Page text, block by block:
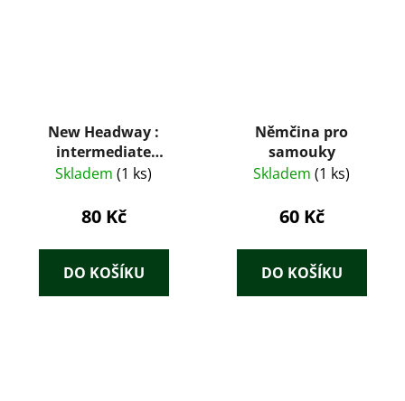
New Headway :
intermediate
workbook with key
Skladem (1 ks)
80 Kč
DO KOŠÍKU
Němčina pro
samouky
Skladem (1 ks)
60 Kč
DO KOŠÍKU